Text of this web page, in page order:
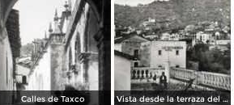
Calles de Taxco Vista desde la terraza del Hotel Taxqueño